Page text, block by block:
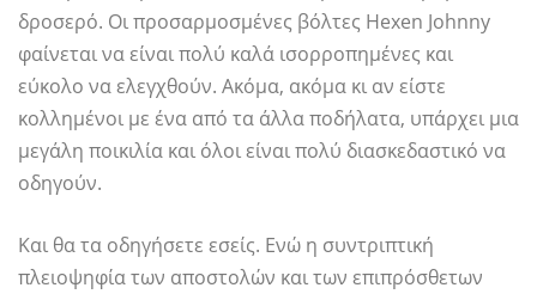
δροσερό. Οι προσαρμοσμένες βόλτες Hexen Johnny
φαίνεται να είναι πολύ καλά ισορροπημένες και
εύκολο να ελεγχθούν. Ακόμα, ακόμα κι αν είστε
κολλημένοι με ένα από τα άλλα ποδήλατα, υπάρχει μια
μεγάλη ποικιλία και όλοι είναι πολύ διασκεδαστικό να
οδηγούν.
Και θα τα οδηγήσετε εσείς. Ενώ η συντριπτική
πλειοψηφία των αποστολών και των επιπρόσθετων